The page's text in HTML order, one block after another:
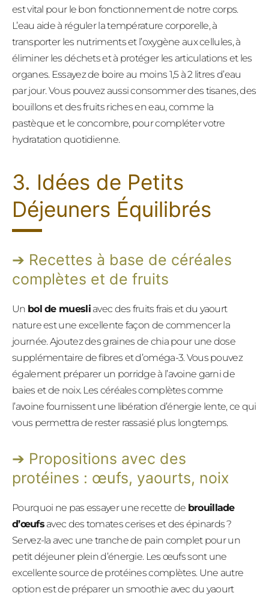
est vital pour le bon fonctionnement de notre corps.
L’eau aide à réguler la température corporelle, à
transporter les nutriments et l’oxygène aux cellules, à
éliminer les déchets et à protéger les articulations et les
organes. Essayez de boire au moins 1,5 à 2 litres d’eau
par jour. Vous pouvez aussi consommer des tisanes, des
bouillons et des fruits riches en eau, comme la
pastèque et le concombre, pour compléter votre
hydratation quotidienne.
3. Idées de Petits
Déjeuners Équilibrés
Recettes à base de céréales
complètes et de fruits
Un bol de muesliavec des fruits frais et du yaourt
nature est une excellente façon de commencer la
journée. Ajoutez des graines de chia pour une dose
supplémentaire de fibres et d’oméga-3. Vous pouvez
également préparer un porridge à l’avoine garni de
baies et de noix. Les céréales complètes comme
l’avoine fournissent une libération d’énergie lente, ce qui
vous permettra de rester rassasié plus longtemps.
Propositions avec des
protéines : œufs, yaourts, noix
Pourquoi ne pas essayer une recette de brouillade
d’œufsavec des tomates cerises et des épinards ?
Servez-la avec une tranche de pain complet pour un
petit déjeuner plein d’énergie. Les œufs sont une
excellente source de protéines complètes. Une autre
option est de préparer un smoothie avec du yaourt